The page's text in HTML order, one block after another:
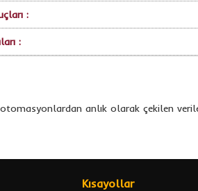
:
:
anlık olarak çekilen
Kısayollar